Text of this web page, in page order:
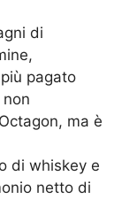
di
pagato
ma è
di whiskey e
netto di